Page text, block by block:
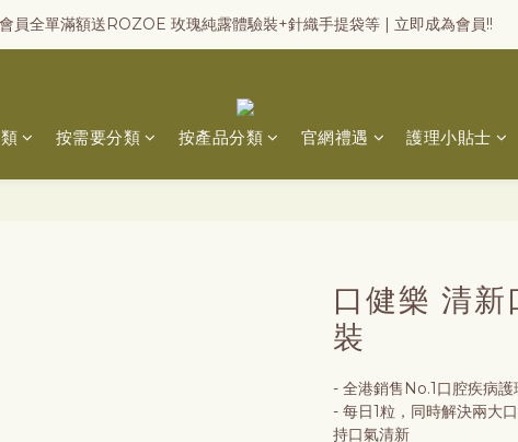
員全單滿額送ROZOE 玫瑰純露體驗裝+針織手提袋等 | 立即成為會員!!
按需要分類 按產品分類 官網禮遇 護理小貼士
口健樂 清
裝
- 全港銷售No.1口腔疾病
- 每日1粒，同時解決兩大
持口氣清新